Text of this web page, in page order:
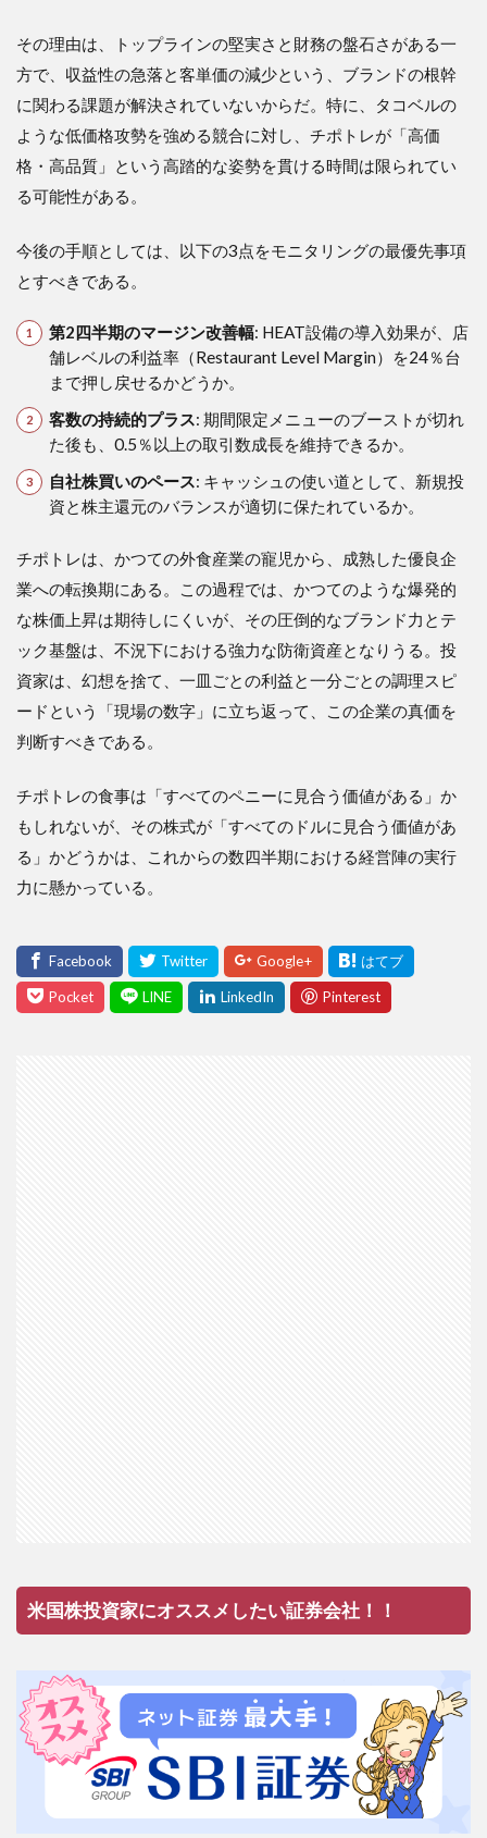
その理由は、トップラインの堅実さと財務の盤石さがある一
方で、収益性の急落と客単価の減少という、ブランドの根幹
に関わる課題が解決されていないからだ。特に、タコベルの
ような低価格攻勢を強める競合に対し、チポトレが「高価
格・高品質」という高踏的な姿勢を貫ける時間は限られてい
る可能性がある。
今後の手順としては、以下の3点をモニタリングの最優先事項
とすべきである。
第2四半期のマージン改善幅: HEAT設備の導入効果が、店
舗レベルの利益率（Restaurant Level Margin）を24％台
まで押し戻せるかどうか。
客数の持続的プラス: 期間限定メニューのブーストが切れ
た後も、0.5％以上の取引数成長を維持できるか。
自社株買いのペース: キャッシュの使い道として、新規投
資と株主還元のバランスが適切に保たれているか。
チポトレは、かつての外食産業の寵児から、成熟した優良企
業への転換期にある。この過程では、かつてのような爆発的
な株価上昇は期待しにくいが、その圧倒的なブランド力とテ
ック基盤は、不況下における強力な防衛資産となりうる。投
資家は、幻想を捨て、一皿ごとの利益と一分ごとの調理スピ
ードという「現場の数字」に立ち返って、この企業の真価を
判断すべきである。
チポトレの食事は「すべてのペニーに見合う価値がある」か
もしれないが、その株式が「すべてのドルに見合う価値があ
る」かどうかは、これからの数四半期における経営陣の実行
力に懸かっている。
米国株投資家にオススメしたい証券会社！！